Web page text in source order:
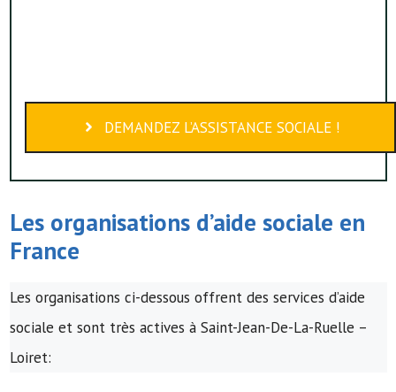
DEMANDEZ L’ASSISTANCE SOCIALE !
Les organisations d’aide sociale en
France
Les organisations ci-dessous offrent des services d’aide
sociale et sont très actives à Saint-Jean-De-La-Ruelle –
Loiret: